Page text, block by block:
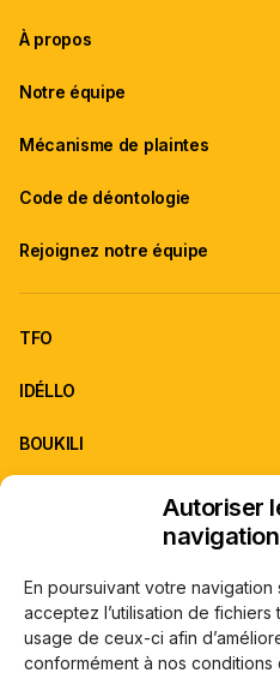
Autoriser
navigation
En poursuivant votre
acceptez l’utilisation de fichiers
usage de ceux-ci afin
conformément à nos conditions
À propos
Notre équipe
Mécanisme de plaintes
Code de déontologie
Rejoignez notre équipe
TFO
IDÉLLO
BOUKILI
ONFR est la franchise d'information
Carrières
(TFO) 2026